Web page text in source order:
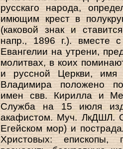
русскаго народа,
имющим крест в
(каковой знак и
напр., 1896 г.). вместе
Евангелии на утрени,
молитвах, в коих
и руссной Церкви, имя
Владимира положено
имен свв. Кирилла и
Служба на 15 июля
акафистом. Муч. ЛкДШЛ.
Егейском мор) и
Христовых: